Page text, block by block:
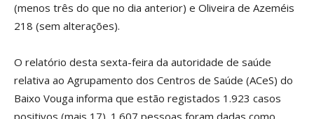
(menos três do que no dia anterior) e Oliveira de Azeméis
218 (sem alterações).
O relatório desta sexta-feira da autoridade de saúde
relativa ao Agrupamento dos Centros de Saúde (ACeS) do
Baixo Vouga informa que estão registados 1.923 casos
positivos (mais 17). 1.607 pessoas foram dadas como